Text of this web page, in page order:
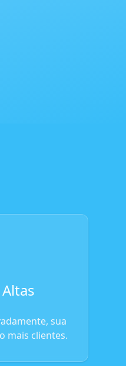
sua
mais clientes.